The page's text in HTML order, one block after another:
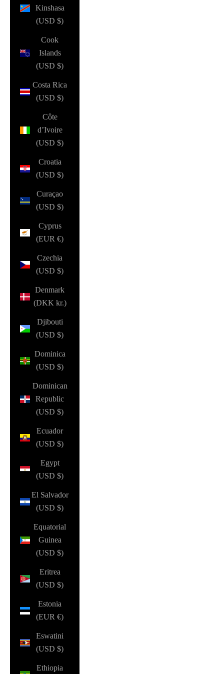
Kinshasa
(USD $)
Cook
Islands
(USD $)
Costa Rica
(USD $)
Côte
d’Ivoire
(USD $)
Croatia
(USD $)
Curaçao
(USD $)
Cyprus
(EUR €)
Czechia
(USD $)
Denmark
(DKK kr.)
Djibouti
(USD $)
Dominica
(USD $)
Dominican
Republic
(USD $)
Ecuador
(USD $)
Egypt
(USD $)
El Salvador
(USD $)
Equatorial
Guinea
(USD $)
Eritrea
(USD $)
Estonia
(EUR €)
Eswatini
(USD $)
Ethiopia